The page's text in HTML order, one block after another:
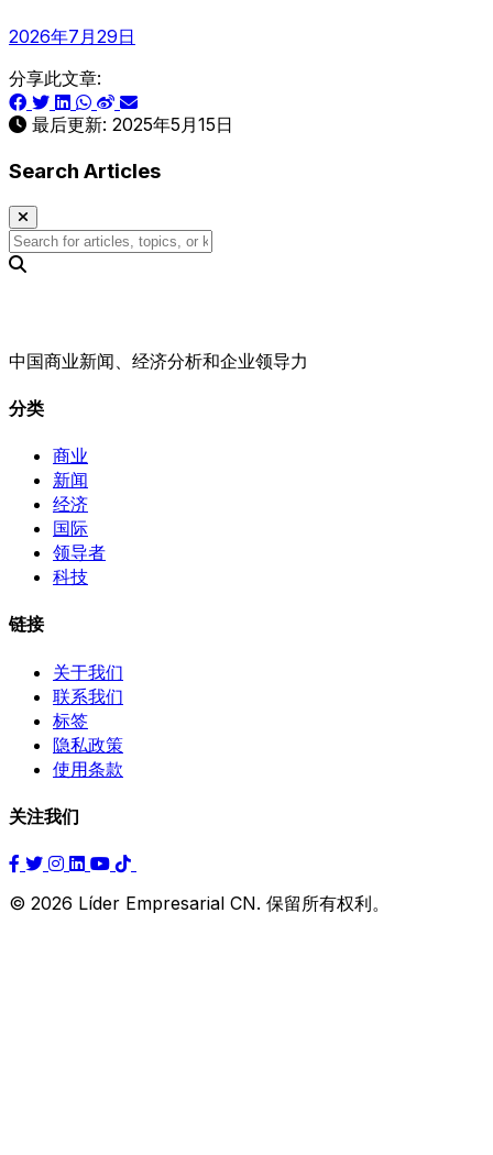
2026年7月29日
分享此文章:
最后更新: 2025年5月15日
Search Articles
中国商业新闻、经济分析和企业领导力
分类
商业
新闻
经济
国际
领导者
科技
链接
关于我们
联系我们
标签
隐私政策
使用条款
关注我们
© 2026 Líder Empresarial CN. 保留所有权利。